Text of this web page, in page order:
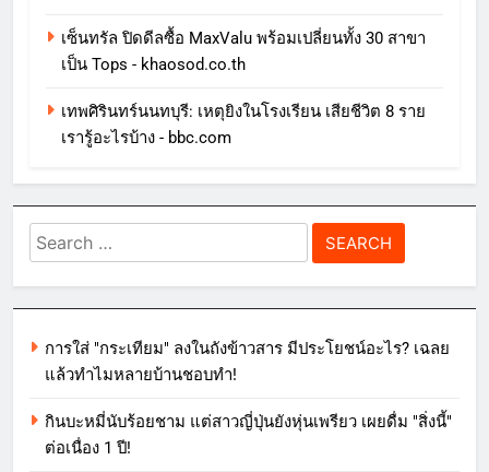
เซ็นทรัล ปิดดีลซื้อ MaxValu พร้อมเปลี่ยนทั้ง 30 สาขา
เป็น Tops - khaosod.co.th
เทพศิรินทร์นนทบุรี: เหตุยิงในโรงเรียน เสียชีวิต 8 ราย
เรารู้อะไรบ้าง - bbc.com
Search
for:
การใส่ "กระเทียม" ลงในถังข้าวสาร มีประโยชน์อะไร? เฉลย
แล้วทำไมหลายบ้านชอบทำ!
กินบะหมี่นับร้อยชาม แต่สาวญี่ปุ่นยังหุ่นเพรียว เผยดื่ม "สิ่งนี้"
ต่อเนื่อง 1 ปี!